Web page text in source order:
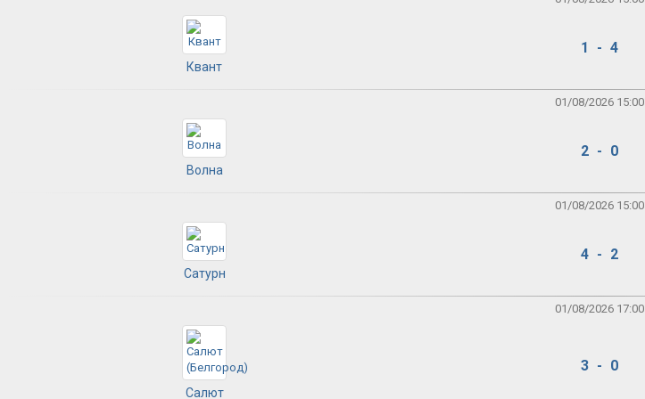
Квант
1 - 4
01/08/2026 15:00
Волна
2 - 0
01/08/2026 15:00
Сатурн
4 - 2
01/08/2026 17:00
Салют
3 - 0